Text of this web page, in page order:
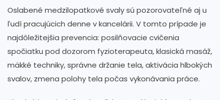
Oslabené medzilopatkové svaly sú pozorovateľné aj u
ľudí pracujúcich denne v kancelárii. V tomto prípade je
najdôležitejšia prevencia: posilňovacie cvičenia
spočiatku pod dozorom fyzioterapeuta, klasická masáž,
mäkké techniky, správne držanie tela, aktivácia hlbokých
svalov, zmena polohy tela počas vykonávania práce.